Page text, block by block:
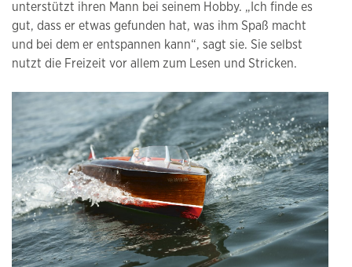
unterstützt ihren Mann bei seinem Hobby. „Ich finde es
gut, dass er etwas gefunden hat, was ihm Spaß macht
und bei dem er entspannen kann“, sagt sie. Sie selbst
nutzt die Freizeit vor allem zum Lesen und Stricken.